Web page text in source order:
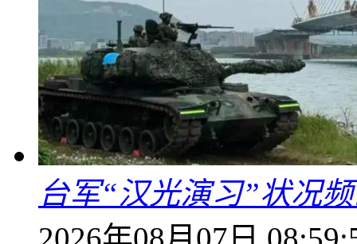
台军“汉光演习”状况